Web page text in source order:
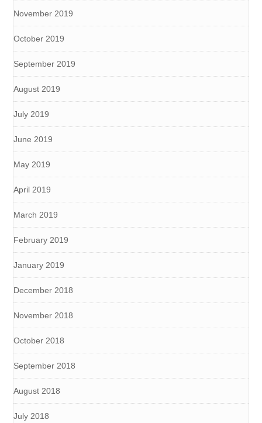
November 2019
October 2019
September 2019
August 2019
July 2019
June 2019
May 2019
April 2019
March 2019
February 2019
January 2019
December 2018
November 2018
October 2018
September 2018
August 2018
July 2018